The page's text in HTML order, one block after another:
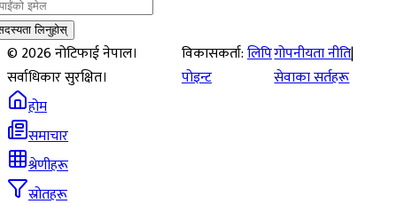
लिनुहोस्
©2026नोटिफाई नेपाल।
सर्वाधिकार सुरक्षित।
विकासकर्ता:लिपि
पोइन्ट
गोपनीयता नीति|
सेवाका सर्तहरू
होम
समाचार
श्रेणीहरू
स्रोतहरू